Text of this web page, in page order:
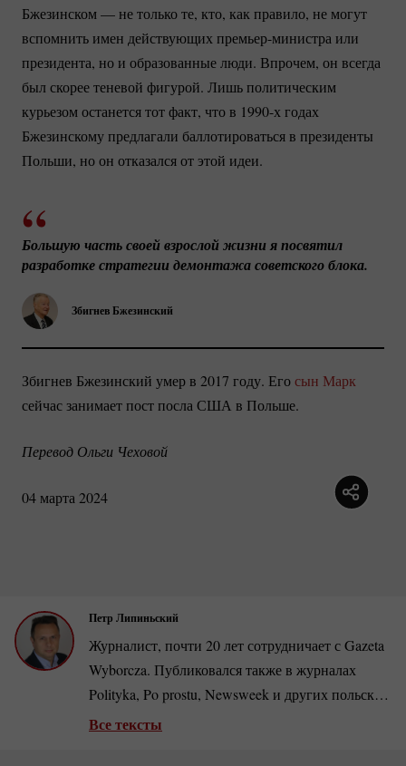
Бжезинском — не только те, кто, как правило, не могут
вспомнить имен действующих премьер-министра или
президента, но и образованные люди. Впрочем, он всегда
был скорее теневой фигурой. Лишь политическим
курьезом останется тот факт, что в 1990-х годах
Бжезинскому предлагали баллотироваться в президенты
Польши, но он отказался от этой идеи.
Збигнев Бжезинский
Большую часть своей взрослой жизни я посвятил
разработке стратегии демонтажа советского блока.
Збигнев Бжезинский умер в 2017 году. Егосын Марк
сейчас занимает пост посла США в Польше.
Перевод Ольги Чеховой
04 марта 2024
Петр Липиньский
Журналист, почти 20 лет сотрудничает с Gazeta
Wyborcza. Публиковался также в журналах
Polityka, Po prostu, Newsweek и других польских
и зарубежных изданиях. Автор документальных
Все тексты